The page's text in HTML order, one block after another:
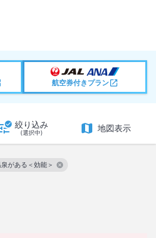
航空券付きプラン
絞り込み
(選択中) 地図表示
がある＜効能＞